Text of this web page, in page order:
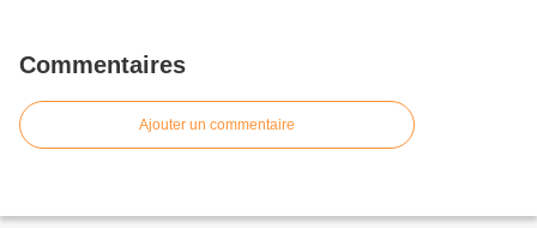
Commentaires
Ajouter un commentaire